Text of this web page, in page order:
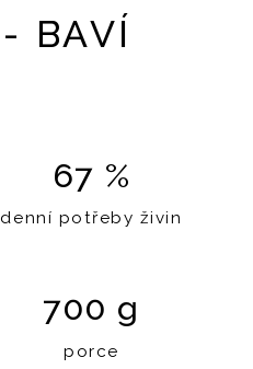
67 %
denní potřeby živin
700 g
porce